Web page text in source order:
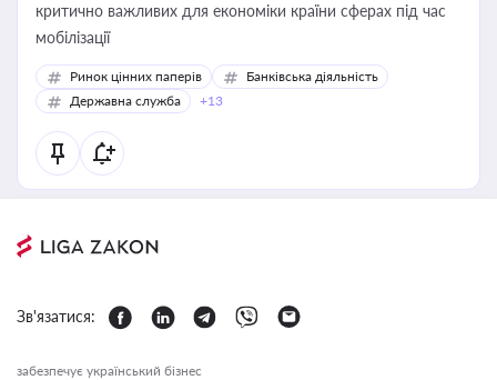
критично важливих для економіки країни сферах під час
мобілізації
Ринок цінних паперів
Банківська діяльність
Державна служба
+13
Зв'язатися:
забезпечує український бізнес